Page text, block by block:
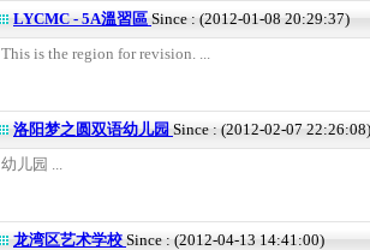
LYCMC - 5A溫習區 Since : (2012-01-08 20:29:37)
This is the region for revision. ...
洛阳梦之圆双语幼儿园 Since : (2012-02-07 22:26:08)
幼儿园 ...
龙湾区艺术学校 Since : (2012-04-13 14:41:00)